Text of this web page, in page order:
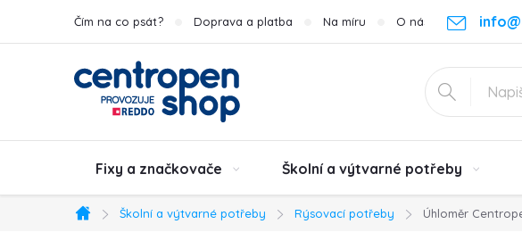
Čím na co psát? Doprava a platba Na míru O nás Kontakt
Fixy a značkovače Školní a výtvarné potřeby
Domů
Školní a výtvarné potřeby Rýsovací potřeby Úhloměr